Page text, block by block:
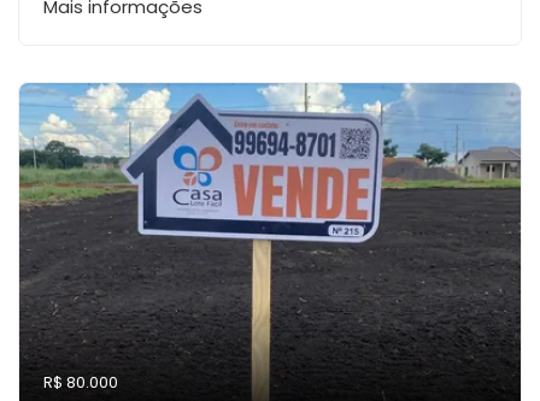
Mais informações
R$ 80.000